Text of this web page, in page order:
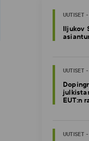
UUTISET
Iljukov
UUTISET
EUT:n
UUTISET